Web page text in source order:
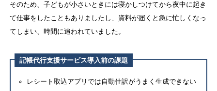
そのため、子どもが小さいときには寝かしつけてから夜中に起き
て仕事をしたこともありましたし、資料が届くと急に忙しくなっ
てしまい、時間に追われていました。
記帳代行支援サービス導入前の課題
レシート取込アプリでは自動仕訳がうまく生成できない